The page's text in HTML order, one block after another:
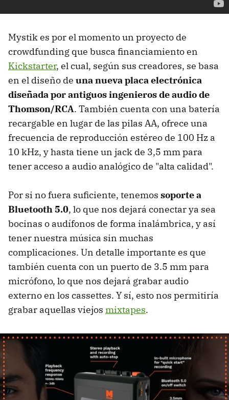
Mystik es por el momento un proyecto de
crowdfunding que busca financiamiento en
Kickstarter, el cual, según sus creadores, se basa
en el diseño de una nueva placa electrónica
diseñada por antiguos ingenieros de audio de
Thomson/RCA. También cuenta con una batería
recargable en lugar de las pilas AA, ofrece una
frecuencia de reproducción estéreo de 100 Hz a
10 kHz, y hasta tiene un jack de 3,5 mm para
tener acceso a audio analógico de "alta calidad".
Por si no fuera suficiente, tenemos soporte a
Bluetooth 5.0, lo que nos dejará conectar ya sea
bocinas o audífonos de forma inalámbrica, y así
tener nuestra música sin muchas
complicaciones. Un detalle importante es que
también cuenta con un puerto de 3.5 mm para
micrófono, lo que nos dejará grabar audio
externo en los cassettes. Y sí, esto nos permitiría
grabar aquellas viejos mixtapes.